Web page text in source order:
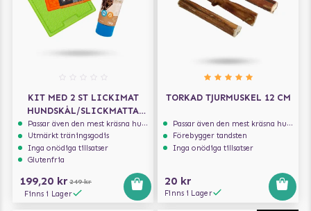
KIT MED 2 ST LICKIMAT
HUNDSKÅL/SLICKMATTA
20X20 CM GRÖN OCH ORANGE
& PREMIO LAMMPATÉ PÅ TUB
110 G
Passar även den mest kräsna hunden
Utmärkt träningsgodis
Inga onödiga tillsatser
Glutenfria
199,20 kr 249 kr
Finns i Lager
TORKAD TJURMUSKEL 12 CM
Passar även den mest kräsna hunden
Förebygger tandsten
Inga onödiga tillsatser
20 kr
Finns i Lager